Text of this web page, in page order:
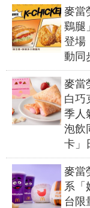
麥當
鷄腿
登場
動同
麥當
白巧
季人
泡飲
卡」
麥當
系「
台限